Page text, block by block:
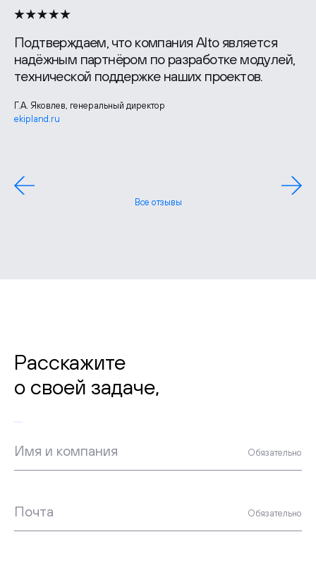
Подтверждаем, что компания Alto является
надёжным партнёром по разработке модулей,
технической поддержке наших проектов.
Г.А. Яковлев, генеральный директор
ekipland.ru
Лидия Шудрико, руководитель отдела маркетинга
Все отзывы
Расскажите
о своей задаче,
Имя и компания Обязательно
Почта Обязательно